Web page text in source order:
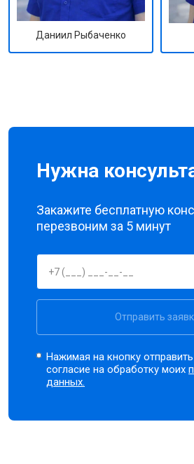
Даниил Рыбаченко
Нужна
Закажите бесплатную
перезвоним за 5 минут
Отправить
Нажимая на кнопку
согласие на обработку моих
данных.